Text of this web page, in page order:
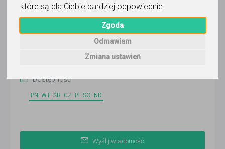
które są dla Ciebie bardziej odpowiednie
Zgoda
Odmawiam
Zmiana ustawień
Ostatnia aktywność:
wczoraj
(BUW)
Dostępność
PN WT ŚR CZ PI SO ND
Wyślij wiadomość